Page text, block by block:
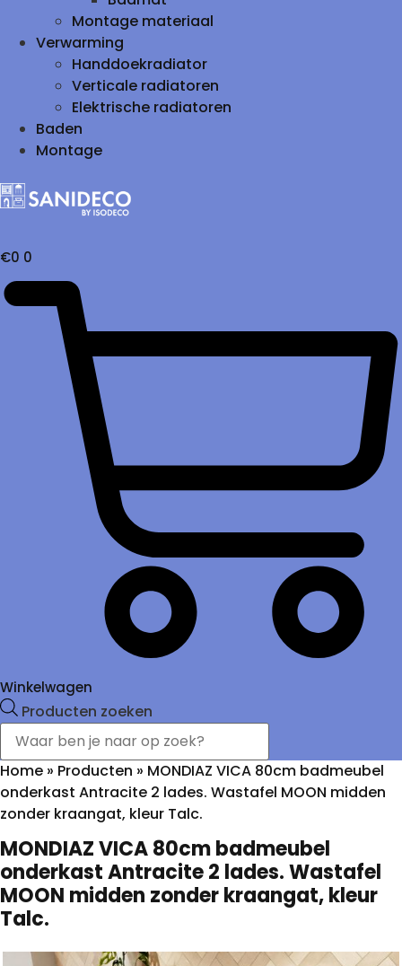
Montage materiaal
Verwarming
Handdoekradiator
Verticale radiatoren
Elektrische radiatoren
Baden
Montage
€0 0
Winkelwagen
Producten zoeken
Home » Producten » MONDIAZ VICA 80cm badmeubel
onderkast Antracite 2 lades. Wastafel MOON midden
zonder kraangat, kleur Talc.
MONDIAZ VICA 80cm badmeubel
onderkast Antracite 2 lades. Wastafel
MOON midden zonder kraangat, kleur
Talc.